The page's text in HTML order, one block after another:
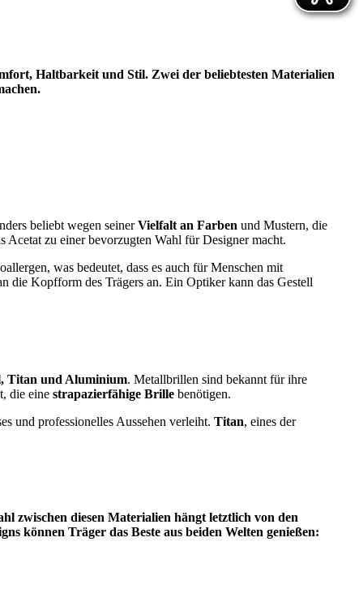
Haltbarkeit und Stil. Zwei der beliebtesten Materialien
beliebt wegen seinerVielfalt an Farben und Mustern, die
Acetat zu einer bevorzugten Wahl für Designer macht.
was bedeutet, dass es auch für Menschen mit
die Kopfform des Trägers an. Ein Optiker kann das Gestell
Titan und Aluminium. Metallbrillen sind bekannt für ihre
die eine strapazierfähige Brille benötigen.
und professionelles Aussehen verleiht. Titan, eines der
zwischen diesen Materialien hängt letztlich von den
können Träger das Beste aus beiden Welten genießen: